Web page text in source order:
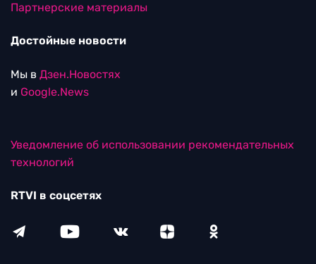
Партнерские материалы
Достойные новости
Мы в Дзен.Новостях
и Google.News
Уведомление об использовании рекомендательных
технологий
RTVI в соцсетях